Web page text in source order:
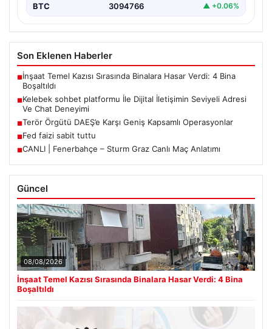
BTC 3094766 ▲ +0.06%
Son Eklenen Haberler
■İnşaat Temel Kazısı Sırasında Binalara Hasar Verdi: 4 Bina
Boşaltıldı
■Kelebek sohbet platformu İle Dijital İletişimin Seviyeli Adresi
Ve Chat Deneyimi
■Terör Örgütü DAEŞ’e Karşı Geniş Kapsamlı Operasyonlar
■Fed faizi sabit tuttu
■CANLI | Fenerbahçe – Sturm Graz Canlı Maç Anlatımı
Güncel
08/08/2026
İnşaat Temel Kazısı Sırasında Binalara Hasar Verdi: 4 Bina
Boşaltıldı